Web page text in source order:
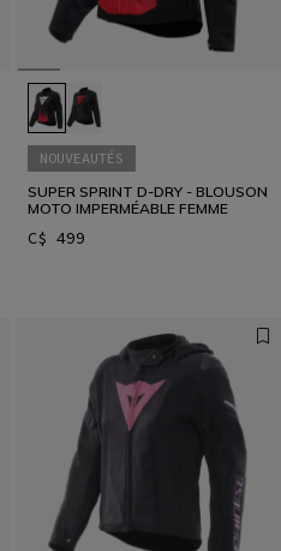
NOUVEAUTÉS
SUPER SPRINT D-DRY - BLOUSON
MOTO IMPERMÉABLE FEMME
C$ 499